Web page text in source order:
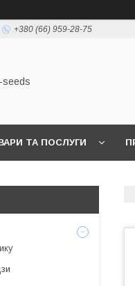
+380 (66) 959-28-75
seeds
ТА ПОСЛУГИ